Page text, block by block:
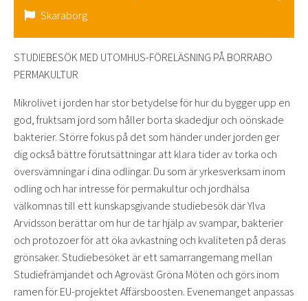
Skaraborg
STUDIEBESÖK MED UTOMHUS-FÖRELÄSNING PÅ BORRABO
PERMAKULTUR
Mikrolivet i jorden har stor betydelse för hur du bygger upp en
god, fruktsam jord som håller borta skadedjur och oönskade
bakterier. Större fokus på det som händer under jorden ger
dig också bättre förutsättningar att klara tider av torka och
översvämningar i dina odlingar. Du som är yrkesverksam inom
odling och har intresse för permakultur och jordhälsa
välkomnas till ett kunskapsgivande studiebesök där Ylva
Arvidsson berättar om hur de tar hjälp av svampar, bakterier
och protozoer för att öka avkastning och kvaliteten på deras
grönsaker. Studiebesöket är ett samarrangemang mellan
Studiefrämjandet och Agroväst Gröna Möten och görs inom
ramen för EU-projektet Affärsboosten. Evenemanget anpassas